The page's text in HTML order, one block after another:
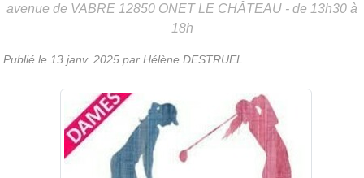
avenue de VABRE 12850 ONET LE CHÂTEAU - de 13h30 à
18h
Publié le 13 janv. 2025 par Hélène DESTRUEL